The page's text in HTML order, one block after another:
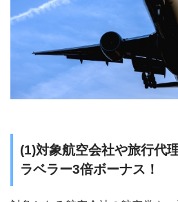
(1)対象航空会社や旅行代
ラベラー3倍ボーナス！